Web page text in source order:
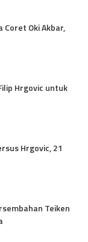
Oki Akbar,
Hrgovic untuk
Hrgovic, 21
Teiken